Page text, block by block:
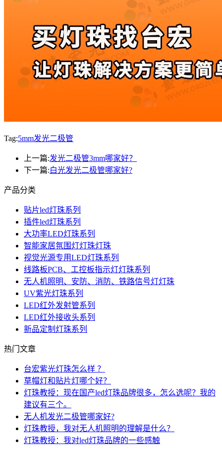
Tag:5mm发光二极管
上一篇:发光二极管3mm哪家好？
下一篇:白光发光二极管哪家好?
产品分类
贴片led灯珠系列
插件led灯珠系列
大功率LED灯珠系列
智能家居氛围灯灯珠灯珠
视觉光源专用LED灯珠系列
线路板PCB、工控板指示灯灯珠系列
无人机照明、安防、消防、铁路信号灯灯珠
UV紫光灯珠系列
LED红外发射管系列
LED红外接收头系列
新品定制灯珠系列
热门文章
台宏紫光灯珠怎么样 ？
草帽灯和贴片灯哪个好？
灯珠教授：现在国产led灯珠品牌很多，怎么选呢？我的
建议有三个。
无人机发光二极管哪家好?
灯珠教授，我对无人机照明的理解是什么？
灯珠教授：我对led灯珠品牌的一些感触